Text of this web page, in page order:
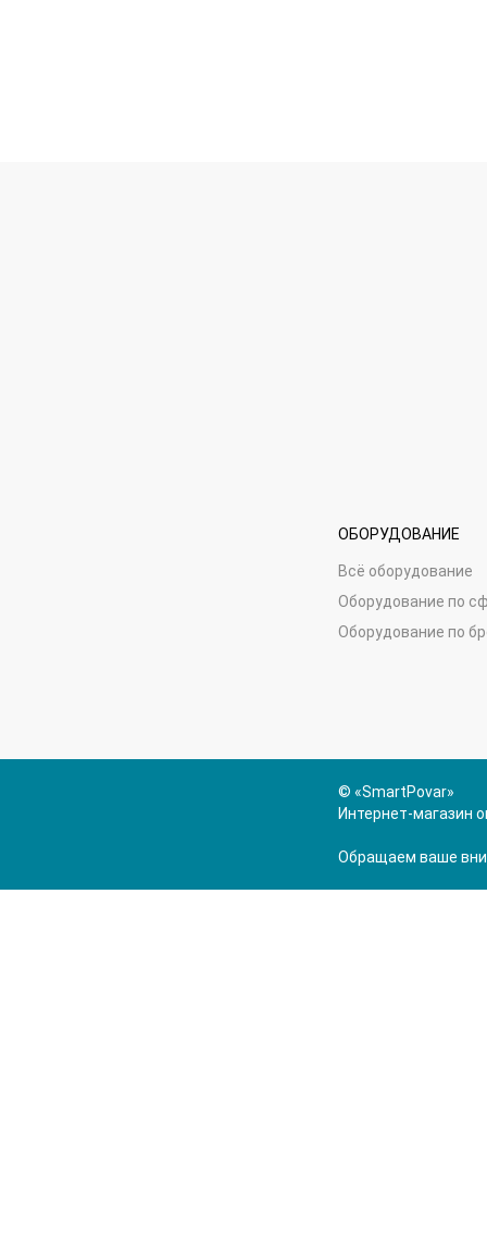
ОБОРУДОВАНИЕ
Всё оборудование
Оборудование по
Оборудование по
© «SmartPovar»
Интернет-магазин
Обращаем ваше